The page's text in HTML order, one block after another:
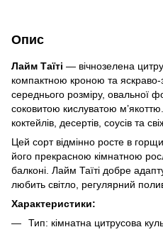
Опис
Лайм Таїті — вічнозелена
компактною кроною та
середнього розміру, овальної
соковитою кислуватою
коктейлів, десертів, соусів та
Цей сорт відмінно росте в
його прекрасною кімнатною
балконі. Лайм Таїті добре
любить світло, регулярний
Характеристики:
Тип: кімнатна цитрусова